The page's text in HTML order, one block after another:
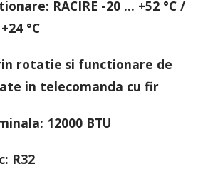
RACIRE -20 … +52 °C /
°C
rotatie si functionare de
in telecomanda cu fir
12000 BTU
R32